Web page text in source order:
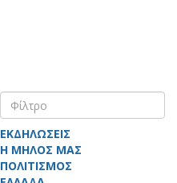
ΕΚΔΗΛΩΣΕΙΣ
Η ΜΗΛΟΣ ΜΑΣ
ΠΟΛΙΤΙΣΜΟΣ